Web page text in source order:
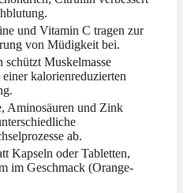
und Vitamin C tragen zur
von Müdigkeit bei.
schützt Muskelmasse
kalorienreduzierten
Aminosäuren und Zink
ab.
Kapseln oder Tabletten,
im Geschmack (Orange-